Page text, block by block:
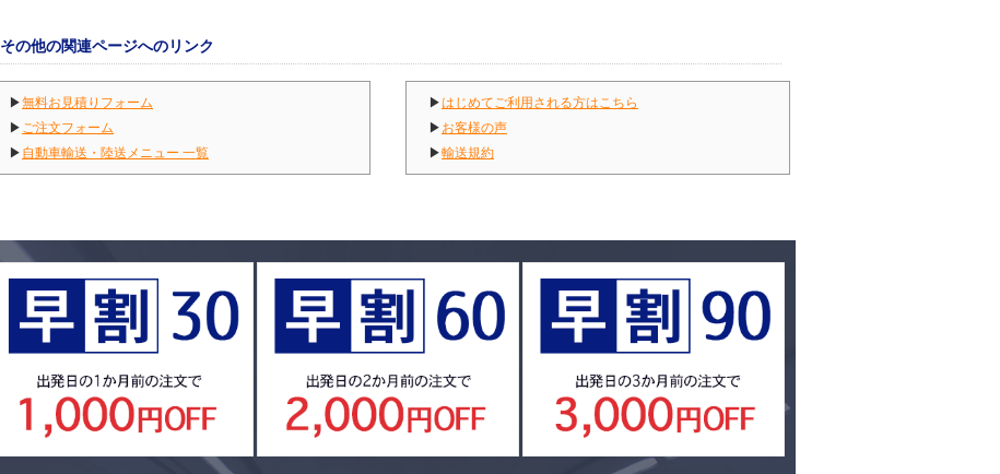
その他の関連ページへのリンク
▶無料お見積りフォーム
▶ ご注文フォーム
▶ 自動車輸送・陸送メニュー 一覧
▶はじめてご利用される方はこちら
▶ お客様の声
▶輸送規約